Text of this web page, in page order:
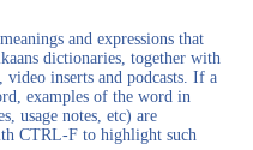
and expressions that
dictionaries, together with
inserts and podcasts. If a
examples of the word in
usage notes, etc) are
CTRL-F to highlight such